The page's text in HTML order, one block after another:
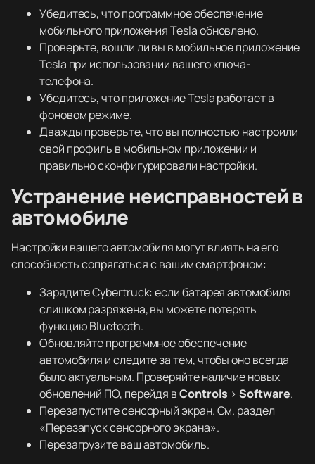
Убедитесь, что программное обеспечение
мобильного приложения Tesla обновлено.
Проверьте, вошли ли вы в мобильное приложение
Tesla при использовании вашего ключа-
телефона.
Убедитесь, что приложение Tesla работает в
фоновом режиме.
Дважды проверьте, что вы полностью настроили
свой профиль в мобильном приложении и
правильно сконфигурировали настройки.
Устранение неисправностей в
автомобиле
Настройки вашего автомобиля могут влиять на его
способность сопрягаться с вашим смартфоном:
Зарядите Cybertruck: если батарея автомобиля
слишком разряжена, вы можете потерять
функцию Bluetooth.
Обновляйте программное обеспечение
автомобиля и следите за тем, чтобы оно всегда
было актуальным. Проверяйте наличие новых
обновлений ПО, перейдя вControls >Software.
Перезапустите сенсорный экран. См. раздел
«Перезапуск сенсорного экрана».
Перезагрузите ваш автомобиль.